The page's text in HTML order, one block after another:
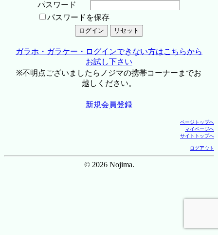
パスワード
パスワードを保存
ガラホ・ガラケー・ログインできない方はこちらから
お試し下さい
※不明点ございましたらノジマの携帯コーナーまでお
越しください。
新規会員登録
ページトップへ
マイページへ
サイトトップへ
ログアウト
© 2026 Nojima.